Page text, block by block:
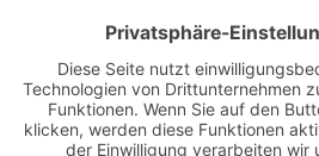
Juli 1
Zeit:
16:00 - 18:30